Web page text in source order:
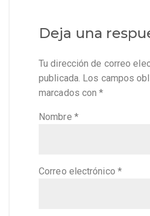
Deja una
Tu dirección de correo
publicada. Los campos
marcados con*
Nombre *
Correo electrónico *